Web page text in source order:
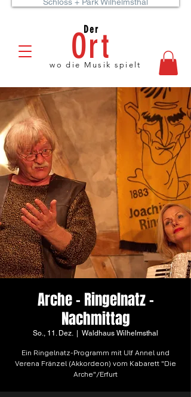
Der
Ort
wo die Musik spielt
Arche - Ringelnatz -
Nachmittag
So., 11. Dez.
  |
Waldhaus Wilhelmsthal
Ein Ringelnatz-Programm mit Ulf Annel und
Verena Fränzel (Akkordeon) vom Kabarett "Die
Arche"/Erfurt